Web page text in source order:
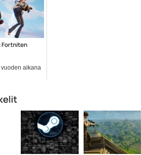
Fortniten
vuoden aikana